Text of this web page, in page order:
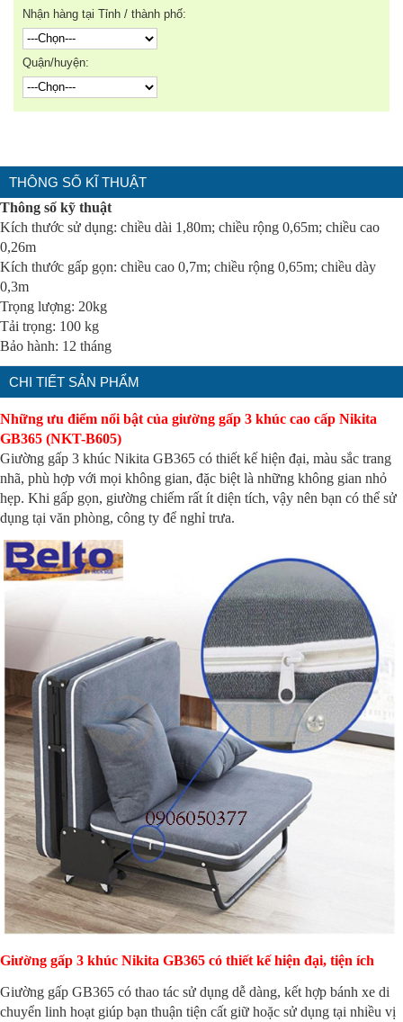
Nhận hàng tại Tỉnh / thành phố:
Quận/huyện:
THÔNG SỐ KĨ THUẬT
Thông số kỹ thuật
Kích thước sử dụng: chiều dài 1,80m; chiều rộng 0,65m; chiều cao
0,26m
Kích thước gấp gọn: chiều cao 0,7m; chiều rộng 0,65m; chiều dày
0,3m
Trọng lượng: 20kg
Tải trọng: 100 kg
Bảo hành: 12 tháng
CHI TIẾT SẢN PHẨM
Những ưu điểm nổi bật của giường gấp 3 khúc cao cấp Nikita
GB365 (NKT-B605)
Giường gấp 3 khúc Nikita GB365 có thiết kế hiện đại, màu sắc trang
nhã, phù hợp với mọi không gian, đặc biệt là những không gian nhỏ
hẹp. Khi gấp gọn, giường chiếm rất ít diện tích, vậy nên bạn có thể sử
dụng tại văn phòng, công ty để nghỉ trưa.
Giường gấp 3 khúc Nikita GB365 có thiết kế hiện đại, tiện ích
Giường gấp GB365 có thao tác sử dụng dễ dàng, kết hợp bánh xe di
chuyển linh hoạt giúp bạn thuận tiện cất giữ hoặc sử dụng tại nhiều vị